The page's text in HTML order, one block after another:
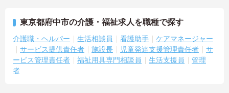
東京都府中市の介護・福祉求人を職種で探す
介護職・ヘルパー 生活相談員 看護助手
ケアマネージャー
サービス提供責任者
施設長 児童発達支援管理責任者
サ
ービス管理責任者
福祉用具専門相談員 生活支援員
管理
者